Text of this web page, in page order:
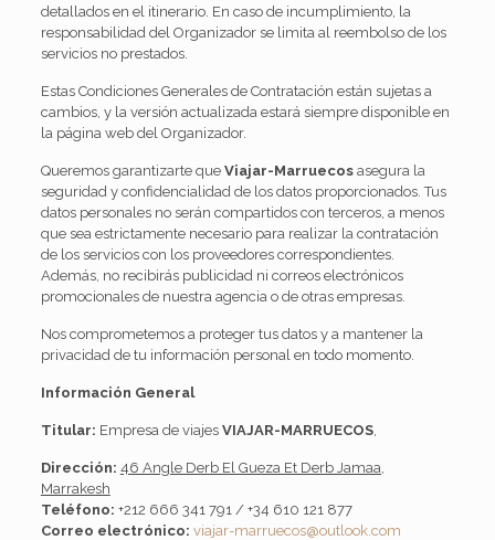
detallados en el itinerario. En caso de incumplimiento, la
responsabilidad del Organizador se limita al reembolso de los
servicios no prestados.
Estas Condiciones Generales de Contratación están sujetas a
cambios, y la versión actualizada estará siempre disponible en
la página web del Organizador.
Queremos garantizarte que Viajar-Marruecosasegura la
seguridad y confidencialidad de los datos proporcionados. Tus
datos personales no serán compartidos con terceros, a menos
que sea estrictamente necesario para realizar la contratación
de los servicios con los proveedores correspondientes.
Además, no recibirás publicidad ni correos electrónicos
promocionales de nuestra agencia o de otras empresas.
Nos comprometemos a proteger tus datos y a mantener la
privacidad de tu información personal en todo momento.
Información General
Titular: Empresa de viajes VIAJAR-MARRUECOS,
Dirección: 46 Angle Derb El Gueza Et Derb Jamaa,
Marrakesh
Teléfono: +212 666 341 791 / +34 610 121 877
Correo electrónico: viajar-marruecos@outlook.com